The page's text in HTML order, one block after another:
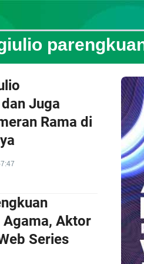
Juga
Rama di
Agama, Aktor
Series